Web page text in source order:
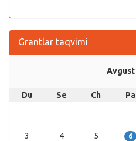
Grantlar taqvimi
Avgust
Du Se Ch Pa
3 4 5 6